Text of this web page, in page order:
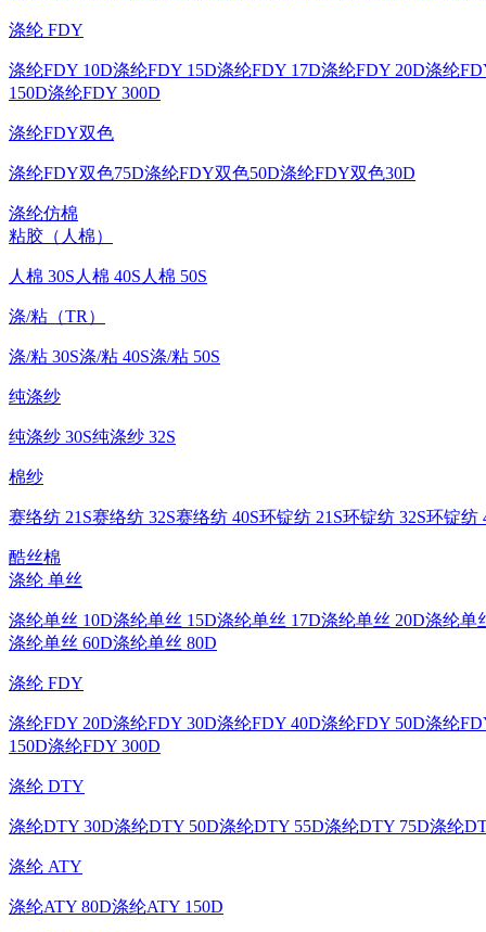
涤纶 FDY
涤纶FDY 10D涤纶FDY 15D涤纶FDY 17D涤纶FDY 20D涤纶
150D涤纶FDY 300D
涤纶FDY双色
涤纶FDY双色75D涤纶FDY双色50D涤纶FDY双色30D
涤纶仿棉
粘胶（人棉）
人棉 30S 人棉 40S 人棉 50S
涤/粘（TR）
涤/粘 30S涤/粘 40S涤/粘 50S
纯涤纱
纯涤纱 30S纯涤纱 32S
棉纱
赛络纺 21S赛络纺 32S赛络纺 40S环锭纺 21S环锭纺 32S环锭纺
酷丝棉
涤纶 单丝
涤纶单丝 10D涤纶单丝 15D涤纶单丝 17D涤纶单丝 20D涤纶单
涤纶单丝 60D涤纶单丝 80D
涤纶 FDY
涤纶FDY 20D涤纶FDY 30D涤纶FDY 40D涤纶FDY 50D涤纶
150D涤纶FDY 300D
涤纶 DTY
涤纶DTY 30D涤纶DTY 50D涤纶DTY 55D涤纶DTY 75D涤纶
涤纶 ATY
涤纶ATY 80D涤纶ATY 150D